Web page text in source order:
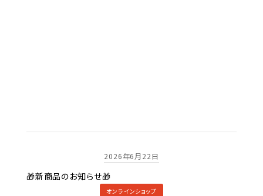
2026年6月22日
🎁新商品のお知らせ🎁
オンラインショップ